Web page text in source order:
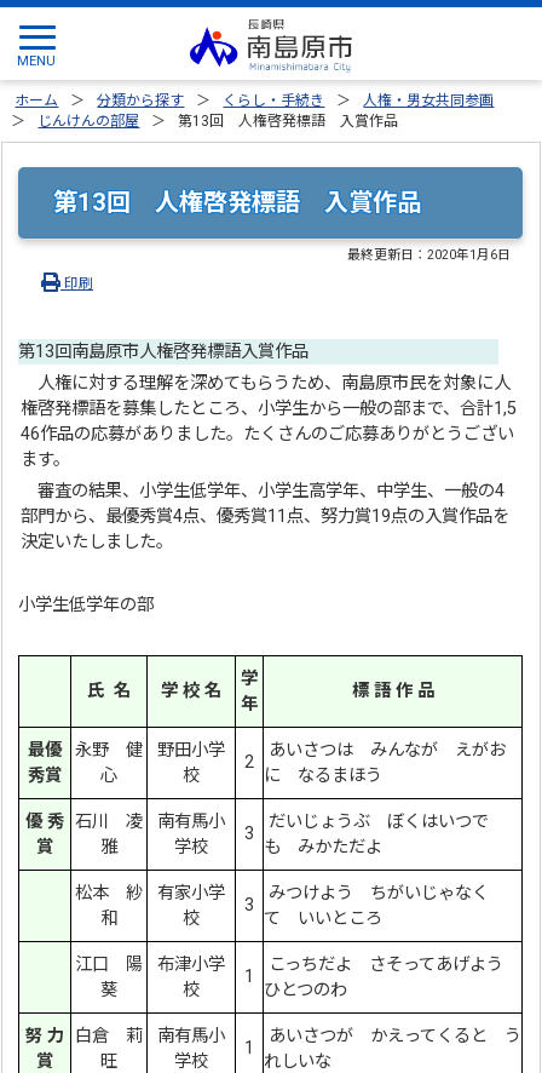
ホーム 分類から探す くらし・手続き
人権・男女共同参画
じんけんの部屋
第13回 人権啓発標語 入賞作品
第13回 人権啓発標語 入賞作品
最終更新日：2020年1月6日
印刷
第13回南島原市人権啓発標語入賞作品
人権に対する理解を深めてもらうため、南島原市民を対象に人
権啓発標語を募集したところ、小学生から一般の部まで、合計1,5
46作品の応募がありました。たくさんのご応募ありがとうござい
ます。
審査の結果、小学生低学年、小学生高学年、中学生、一般の4
部門から、最優秀賞4点、優秀賞11点、努力賞19点の入賞作品を
決定いたしました。
小学生低学年の部
氏 名 学 校 名
学
年
標 語 作 品
最優
秀賞
永野 健
心
野田小学
校
2
あいさつは みんなが えがお
に なるまほう
優 秀
賞
石川 凌
雅
南有馬小
学校
3
だいじょうぶ ぼくはいつで
も みかただよ
松本 紗
和
有家小学
校
3
みつけよう ちがいじゃなく
て いいところ
江口 陽
葵
布津小学
校
1
こっちだよ さそってあげよう
ひとつのわ
努 力
賞
白倉 莉
旺
南有馬小
学校
1
あいさつが かえってくると う
れしいな